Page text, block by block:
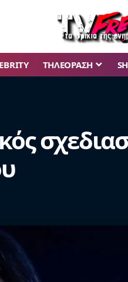
ΤΗΛΕΟΡΑΣΗ